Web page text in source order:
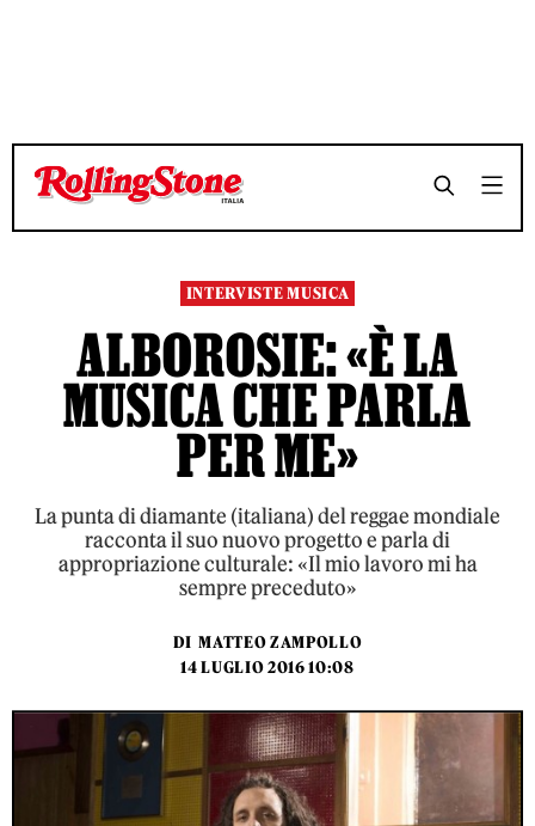
TEMPO DI LETTURA 6 MINUTI SHARE
TEMPO DI LETTURA 6 MINUTI SHARE
INTERVISTE MUSICA
ALBOROSIE: «È LA
MUSICA CHE PARLA
PER ME»
La punta di diamante (italiana) del reggae mondiale
racconta il suo nuovo progetto e parla di
appropriazione culturale: «Il mio lavoro mi ha
sempre preceduto»
DI MATTEO ZAMPOLLO
14 LUGLIO 2016 10:08